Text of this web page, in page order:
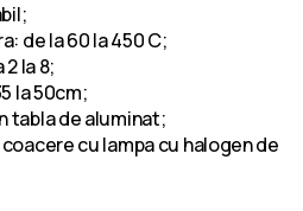
de la 60 la 450 C;
la 8;
la 50cm;
tabla de aluminat;
cu lampa cu halogen de